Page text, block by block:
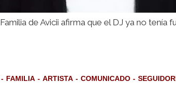
Familia de Avicii afirma que el DJ ya no tenía
FAMILIA ARTISTA COMUNICADO